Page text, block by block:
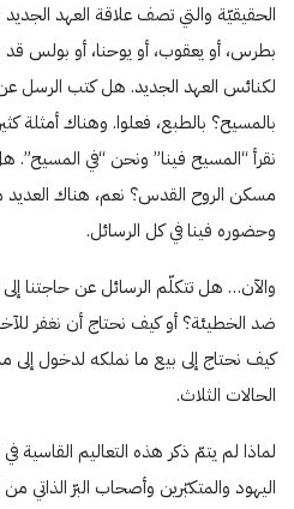
الحقيقيّة والتي تصف علاقة العهد الجديد
بطرس، أو يعقوب، أو يوحنا، أو بولس قد
لكنائس العهد الجديد. هل كتب الرسل
بالمسيح؟ بالطبع، فعلوا. وهناك أمثلة
نقرأ “المسيح فينا” ونحن “في
مسكن الروح القدس؟ نعم، هناك العديد
وحضوره فينا في كل الرسائل.
والآن… هل تتكلّم الرسائل عن حاجتنا
ضد الخطيئة؟ أو كيف نحتاج أن نغفر
كيف نحتاج إلى بيع ما نملكه لدخول إلى
الحالات الثلاث.
لماذا لم يتمّ ذكر هذه التعاليم القاسية
اليهود والمتكبّرين وأصحاب البرّ الذاتي